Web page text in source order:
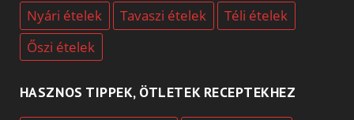
Nyári ételek Tavaszi ételek
Téli ételek
Őszi ételek
HASZNOS TIPPEK, ÖTLETEK RECEPTEKHEZ